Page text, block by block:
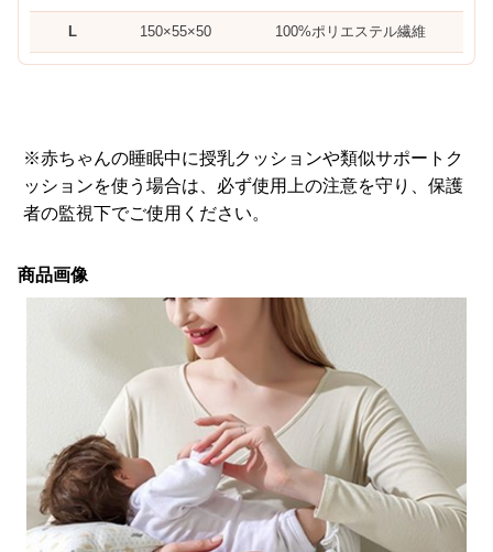
L 150×55×50 100%ポリエステル繊維
※赤ちゃんの睡眠中に授乳クッションや類似サポートク
ッションを使う場合は、必ず使用上の注意を守り、保護
者の監視下でご使用ください。
商品画像